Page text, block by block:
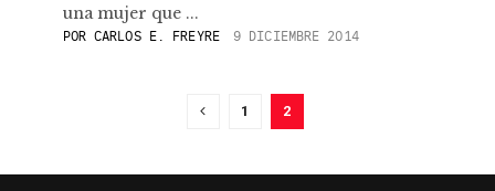
una mujer que ...
PORCARLOS E. FREYRE 9 DICIEMBRE 2014
1 2